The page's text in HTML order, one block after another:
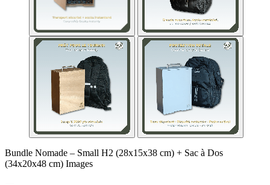
Bundle Nomade – Small H2 (28x15x38 cm) + Sac à Dos
(34x20x48 cm) Images